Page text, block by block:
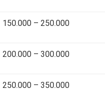
150.000 – 250.000
200.000 – 300.000
250.000 – 350.000